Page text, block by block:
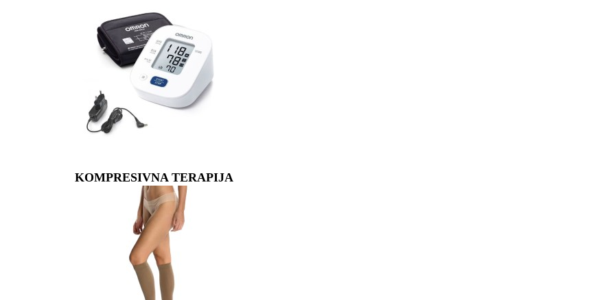
KOMPRESIVNA TERAPIJA